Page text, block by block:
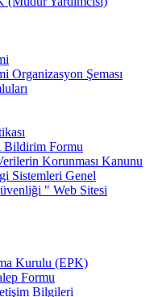
Organizasyon Şeması
Formu
Korunması Kanunu
Sistemleri Genel
" Web Sitesi
Kurulu (EPK)
Formu
Bilgileri